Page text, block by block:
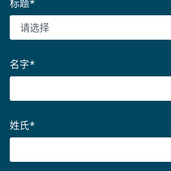
- 装载设备/运输货物的识别（例
码）
- 轮廓控制（控制运输货物/装载
- 封闭控制（如卷筒集装箱或铁丝
最佳解决方案。
标题*
名字*
姓氏*